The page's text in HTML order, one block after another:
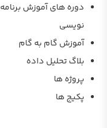
دوره های آموزش برنامه
نویسی
آموزش گام به گام
بلاگ تحلیل داده
پروژه ها
پکیج ها